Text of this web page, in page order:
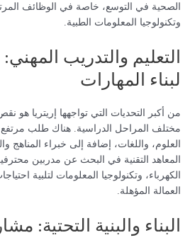
الصحية في التوسع، خاصة في الوظائف
وتكنولوجيا المعلومات الطبية.
التعليم والتدريب
لبناء المهارات
من أكبر التحديات التي تواجهها إريتريا هو
مختلف المراحل الدراسية. هناك طلب
العلوم، واللغات، إضافة إلى خبراء المناهج
المعاهد التقنية في البحث عن مدربين
الكهرباء، وتكنولوجيا المعلومات لتلبية
العمالة المؤهلة.
البناء والبنية التحتية: